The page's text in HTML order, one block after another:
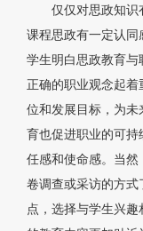
仅仅对思政知识
课程思政有一定认
学生明白思政教育
正确的职业观念起
位和发展目标，为
育也促进职业的可
任感和使命感。当
卷调查或采访的方
点，选择与学生兴